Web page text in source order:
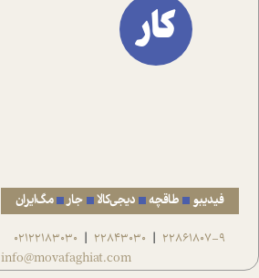
کار
فیدیبو طاقچه دیجی‌کالا جار مگ‌ایران
22861807-9
|
22843030
|
02122183030
info@movafaghiat.com